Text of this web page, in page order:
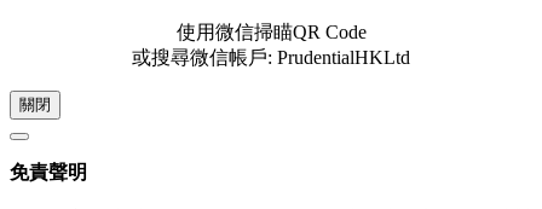
使用微信掃瞄QR Code
或搜尋微信帳戶: PrudentialHKLtd
關閉
免責聲明